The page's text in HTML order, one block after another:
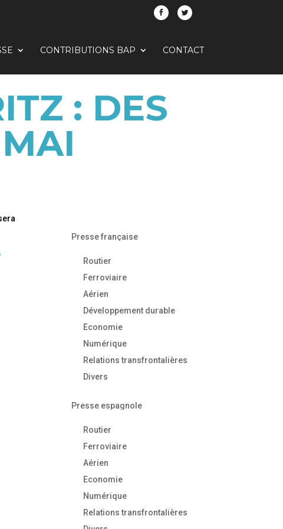
CONTRIBUTIONS BAP CONTACT
: DES
Presse française
Routier
Ferroviaire
Aérien
Développement durable
Economie
Numérique
Relations transfrontalières
Divers
Presse espagnole
Routier
Ferroviaire
Aérien
Economie
Numérique
Relations transfrontalières